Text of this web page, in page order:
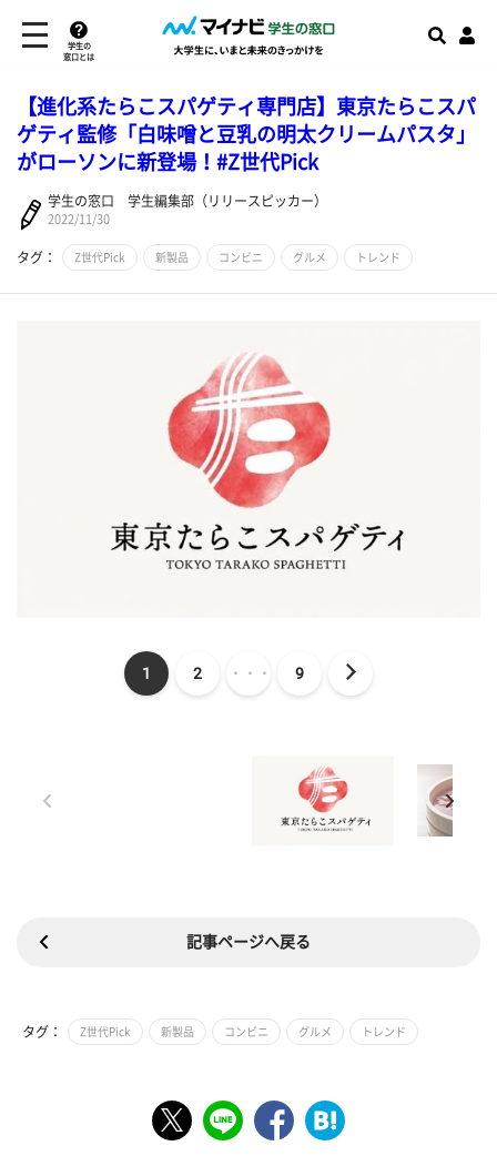
学生の
窓口とは
【進化系たらこスパゲティ専門店】東京たらこスパ
ゲティ監修「白味噌と豆乳の明太クリームパスタ」
がローソンに新登場！#Z世代Pick
学生の窓口 学生編集部（リリースピッカー）
2022/11/30
タグ： Z世代Pick 新製品 コンビニ グルメ トレンド
1 2 ・・・ 9
記事ページへ戻る
タグ： Z世代Pick 新製品 コンビニ グルメ トレンド